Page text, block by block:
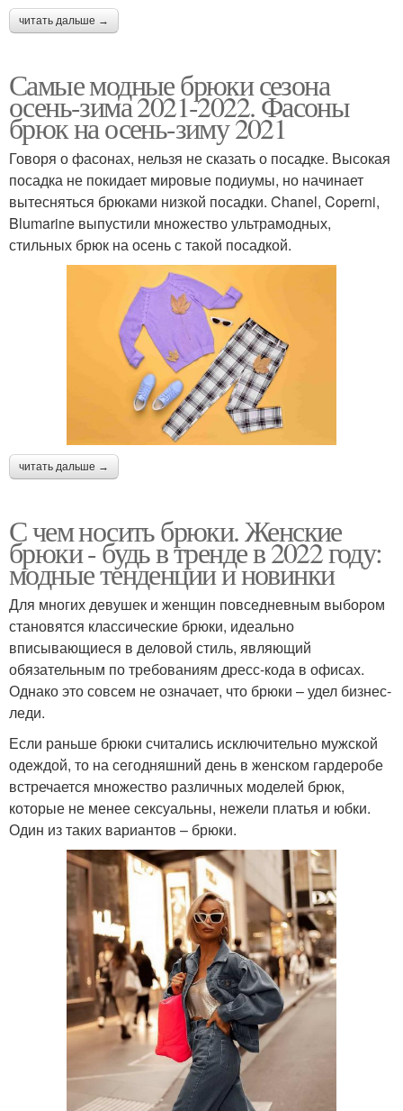
читать дальше →
Самые модные брюки сезона
осень-зима 2021-2022. Фасоны
брюк на осень-зиму 2021
Говоря о фасонах, нельзя не сказать о посадке. Высокая
посадка не покидает мировые подиумы, но начинает
вытесняться брюками низкой посадки. Chanel, Coperni,
Blumarine выпустили множество ультрамодных,
стильных брюк на осень с такой посадкой.
читать дальше →
С чем носить брюки. Женские
брюки - будь в тренде в 2022 году:
модные тенденции и новинки
Для многих девушек и женщин повседневным выбором
становятся классические брюки, идеально
вписывающиеся в деловой стиль, являющий
обязательным по требованиям дресс-кода в офисах.
Однако это совсем не означает, что брюки – удел бизнес-
леди.
Если раньше брюки считались исключительно мужской
одеждой, то на сегодняшний день в женском гардеробе
встречается множество различных моделей брюк,
которые не менее сексуальны, нежели платья и юбки.
Один из таких вариантов – брюки.